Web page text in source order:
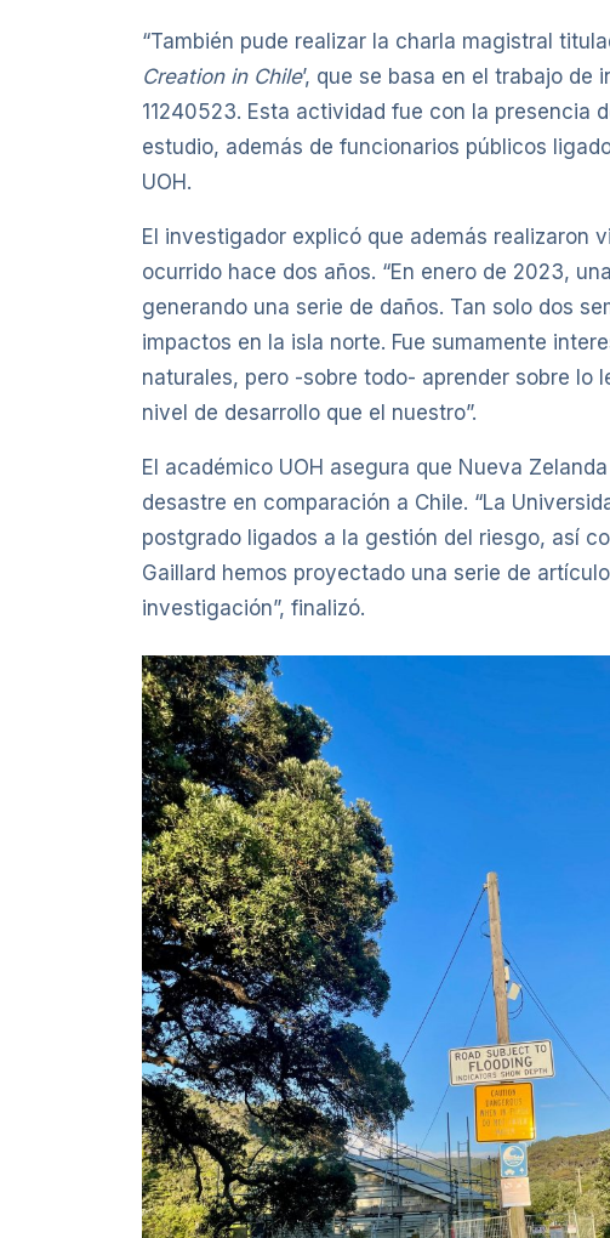
“También pude realizar la charla magistral
Creation in Chile’, que se basa en el trabajo
11240523. Esta actividad fue con la
estudio, además de funcionarios públicos
UOH.
El investigador explicó que además realizaron
ocurrido hace dos años. “En enero de 2023,
generando una serie de daños. Tan solo dos
impactos en la isla norte. Fue sumamente
naturales, pero -sobre todo- aprender sobre lo
nivel de desarrollo que el nuestro”.
El académico UOH asegura que Nueva
desastre en comparación a Chile. “La
postgrado ligados a la gestión del riesgo, así
Gaillard hemos proyectado una serie de
investigación”, finalizó.